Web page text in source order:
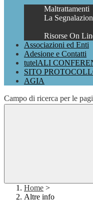
Maltrattamenti
La
Risorse On
Associazioni ed Enti
Adesione e Contatti
tutelALI
SITO
AGIA
Campo di ricerca per le
Home >
Altre info